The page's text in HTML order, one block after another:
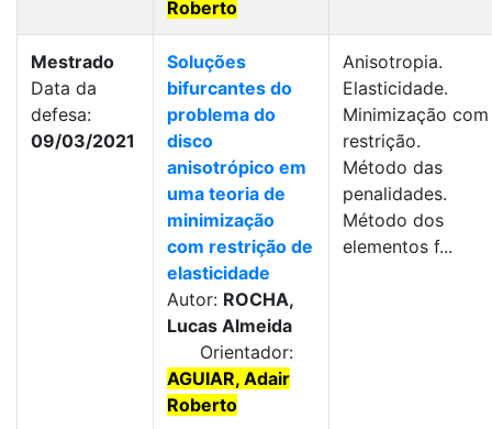
Roberto
Mestrado
Data da
defesa:
09/03/2021
Soluções
bifurcantes do
problema do
disco
anisotrópico em
uma teoria de
minimização
com restrição de
elasticidade
Autor: ROCHA,
Lucas Almeida
Orientador:
AGUIAR, Adair
Roberto
Anisotropia.
Elasticidade.
Minimização com
restrição.
Método das
penalidades.
Método dos
elementos f...